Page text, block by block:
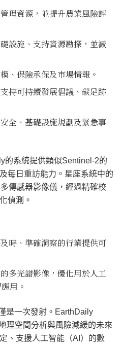
理資源，並提升農業風險評
礎設施、支持資源勘探，並減
、保險承保及市場情報。
支持可持續發展倡議、碳足跡
全、基礎設施規劃及緊急事
的系統提供類似Sentinel-2的
每日重訪能力。星座系統中的
傳感器影像儀，經過精確校
偵測。
及時、準確洞察的行業提供可
多光譜影像，優化用於人工
用。
是一次發射。EarthDaily
理空間分析與風險減緩的未來
、支援人工智能（AI）的數